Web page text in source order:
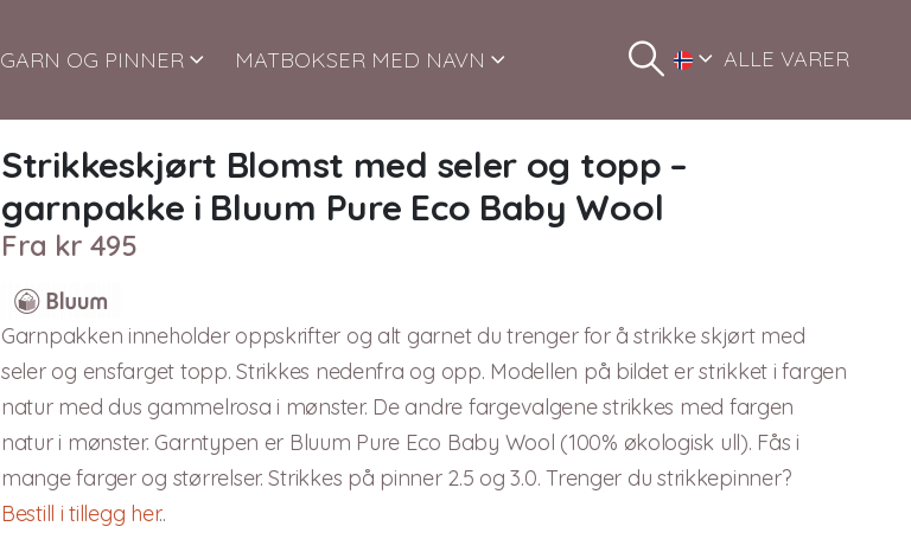
GARN OG PINNER MATBOKSER MED NAVN ALLE VARER
Strikkeskjørt Blomst med seler og topp –
garnpakke i Bluum Pure Eco Baby Wool
Fra kr 495
Garnpakken inneholder oppskrifter og alt garnet du trenger for å strikke skjørt med
seler og ensfarget topp. Strikkes nedenfra og opp. Modellen på bildet er strikket i fargen
natur med dus gammelrosa i mønster. De andre fargevalgene strikkes med fargen
natur i mønster. Garntypen er Bluum Pure Eco Baby Wool (100% økologisk ull). Fås i
mange farger og størrelser. Strikkes på pinner 2.5 og 3.0. Trenger du strikkepinner?
Bestill i tillegg her..